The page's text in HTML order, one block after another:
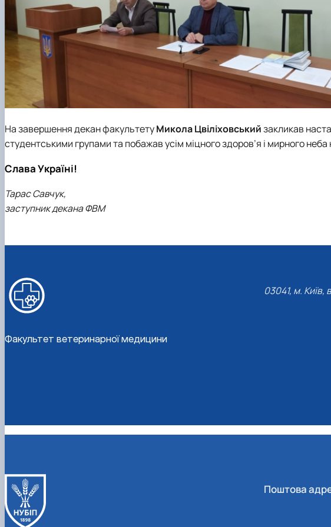
На завершення декан факультетуМикола Цвіліховськийзакликав
студентськими групами та побажав усім міцного здоров’я і мирного
Слава Україні!
Тарас Савчук,
заступник декана ФВМ
Факультет ветеринарної медицини
03041, м. Київ,
Поштова